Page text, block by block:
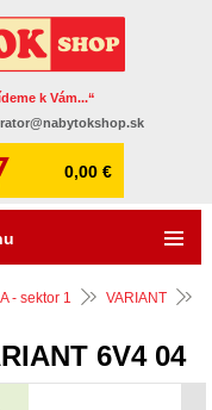
k Vám...“
0,00 €
- sektor 1
VARIANT
6V4 04